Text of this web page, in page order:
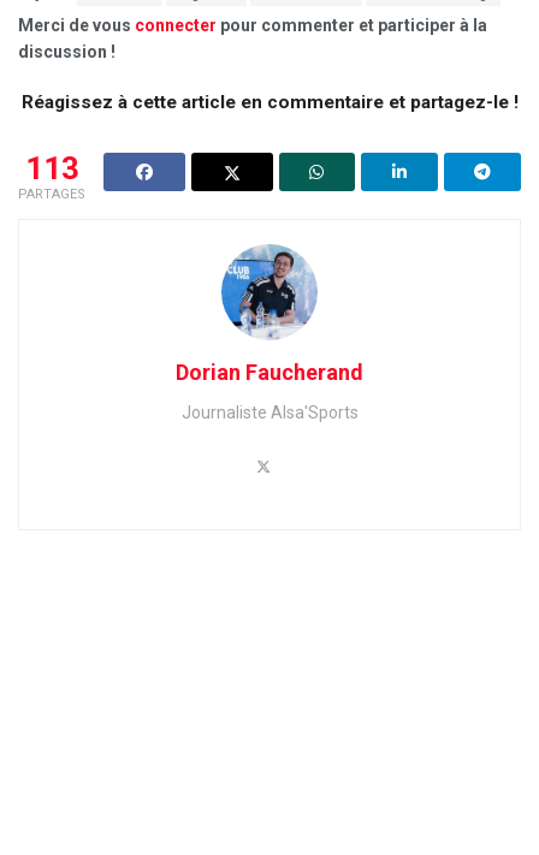
Merci de vous connecter pour commenter et participer à la
discussion !
Réagissez à cette article en commentaire et partagez-le !
113
PARTAGES
Dorian Faucherand
Journaliste Alsa'Sports